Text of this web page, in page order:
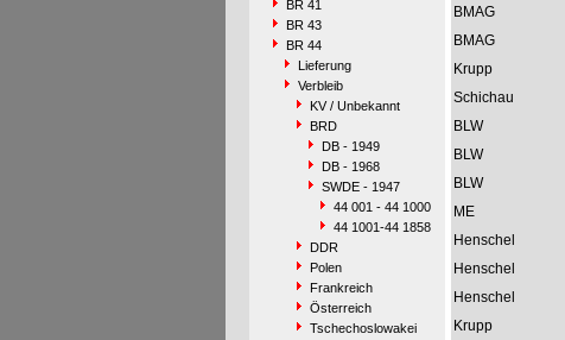
BR 41
BR 43
BR 44
Lieferung
Verbleib
KV / Unbekannt
BRD
DB - 1949
DB - 1968
SWDE - 1947
44 001 - 44 1000
44 1001-44 1858
DDR
Polen
Frankreich
Österreich
Tschechoslowakei
BMAG
BMAG
Krupp
Schichau
BLW
BLW
BLW
ME
Henschel
Henschel
Henschel
Krupp